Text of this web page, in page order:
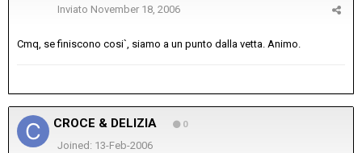
Inviato November 18, 2006
Cmq, se finiscono cosi`, siamo a un punto dalla vetta. Animo.
CROCE & DELIZIA 0
Joined: 13-Feb-2006